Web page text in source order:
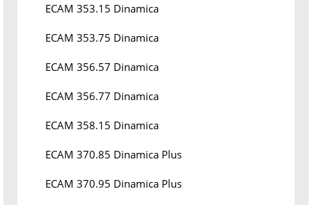
ECAM 353.15 Dinamica
ECAM 353.75 Dinamica
ECAM 356.57 Dinamica
ECAM 356.77 Dinamica
ECAM 358.15 Dinamica
ECAM 370.85 Dinamica Plus
ECAM 370.95 Dinamica Plus